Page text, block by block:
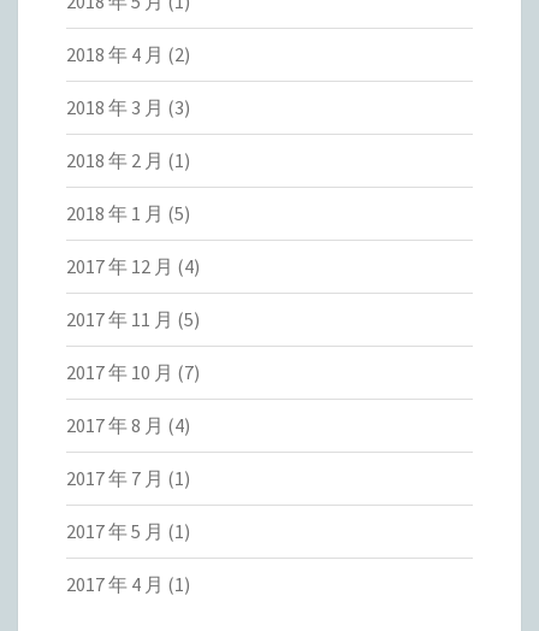
2018 年 4 月 (2)
2018 年 3 月 (3)
2018 年 2 月 (1)
2018 年 1 月 (5)
2017 年 12 月 (4)
2017 年 11 月 (5)
2017 年 10 月 (7)
2017 年 8 月 (4)
2017 年 7 月 (1)
2017 年 5 月 (1)
2017 年 4 月 (1)